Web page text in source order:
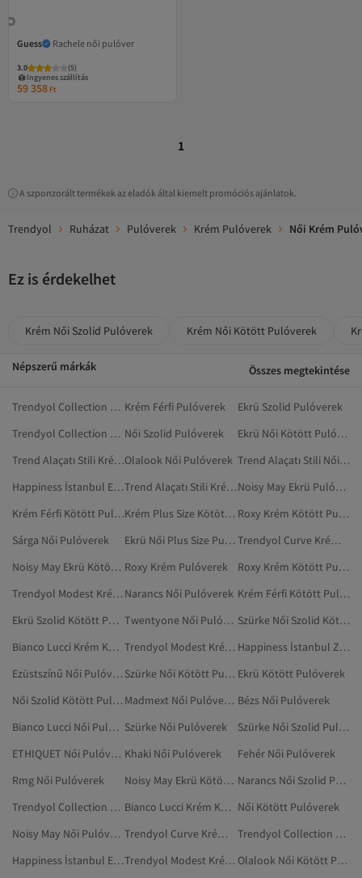
Guess Rachele női pulóver
3.0 (5)
Ingyenes szállítás
59 358 Ft
1
A szponzorált termékek az eladók által kiemelt promóciós ajánlatok.
Trendyol Ruházat Pulóverek Krém Pulóverek Női Krém
Ez is érdekelhet
Krém Női Szolid Pulóverek Krém Női Kötött Pulóverek
Népszerű márkák Összes megtekintése
Trendyol Collection Krém Kötött Pulóverek És Kardigánok Krém Férfi Pulóverek
Ekrü Szolid Pulóverek
Trendyol Collection Női Pulóverek Női Szolid Pulóverek
Ekrü Női Kötött Pulóverek És Kardigánok
Trend Alaçatı Stili Krém Kötött PulóverekOlalook Női Pulóverek
Trend Alaçatı Stili Női Pulóverek
Happiness İstanbul Ekrü Pulóverek
Trend Alaçatı Stili Krém Kötött Pulóverek És Kardigánok
Noisy May Ekrü Pulóverek
Krém Férfi Kötött Pulóverek
Krém Plus Size Kötött Pulóverek
Roxy Krém Kötött Pulóverek
Sárga Női Pulóverek
Ekrü Női Plus Size Pulóverek
Trendyol Curve Krém Kötött Pulóverek
Noisy May Ekrü Kötött Pulóverek Roxy Krém Pulóverek
Roxy Krém Kötött Pulóverek És Kardigánok
Trendyol Modest Krém Pulóverek Narancs Női Pulóverek
Krém Férfi Kötött Pulóverek És Kardigánok
Ekrü Szolid Kötött Pulóverek
Twentyone Női Pulóverek
Szürke Női Szolid Kötött Pulóverek
Bianco Lucci Krém Kötött Pulóverek
Trendyol Modest Krém Szolid Pulóverek
Happiness İstanbul Zöld Pulóverek
Ezüstszínű Női Pulóverek
Szürke Női Kötött Pulóverek Ekrü Kötött Pulóverek
Női Szolid Kötött Pulóverek
Madmext Női Pulóverek Bézs Női Pulóverek
Bianco Lucci Női Pulóverek Szürke Női Pulóverek
Szürke Női Szolid Pulóverek
ETHIQUET Női Pulóverek Khaki Női Pulóverek
Fehér Női Pulóverek
Rmg Női Pulóverek
Noisy May Ekrü Kötött Pulóverek És Kardigánok
Narancs Női Szolid Pulóverek
Trendyol Collection Ekrü Pulóverek
Bianco Lucci Krém Kötött Pulóverek És Kardigánok Női Kötött Pulóverek
Noisy May Női Pulóverek
Trendyol Curve Krém Plus Size Kötött Pulóverek
Trendyol Collection Női Kötött Pulóverek
Happiness İstanbul Ekrü Kötött Pulóverek
Trendyol Modest Krém Kötött Pulóverek
Olalook Női Kötött Pulóverek